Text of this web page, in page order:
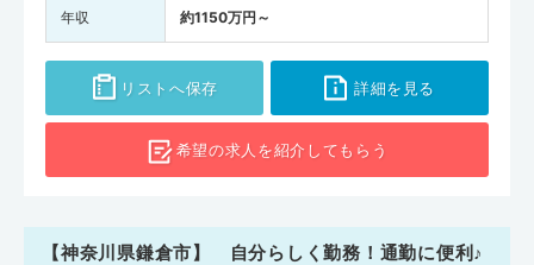
年収 約1150万円～
リストへ保存 詳細を見る
希望の求人を紹介してもらう
【神奈川県鎌倉市】 自分らしく勤務！通勤に便利♪